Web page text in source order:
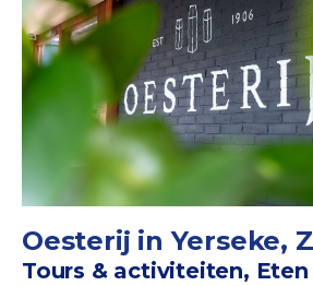
Oesterij in Yerseke,
Tours & activiteiten,